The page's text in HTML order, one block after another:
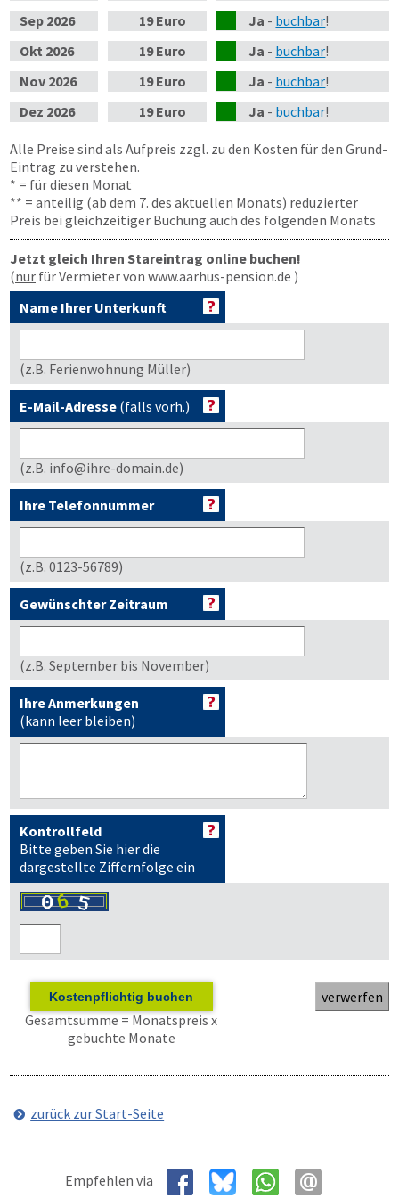
Sep 2026 19 Euro Ja - buchbar!
Okt 2026 19 Euro Ja - buchbar!
Nov 2026 19 Euro Ja - buchbar!
Dez 2026 19 Euro Ja - buchbar!
Alle Preise sind als Aufpreis zzgl. zu den Kosten für den Grund-
Eintrag zu verstehen.
* = für diesen Monat
** = anteilig (ab dem 7. des aktuellen Monats) reduzierter
Preis bei gleichzeitiger Buchung auch des folgenden Monats
Jetzt gleich Ihren Stareintrag online buchen!
(nur für Vermieter von www.aarhus-pension.de )
Name Ihrer Unterkunft
(z.B. Ferienwohnung Müller)
E-Mail-Adresse (falls vorh.)
(z.B. info@ihre-domain.de)
Ihre Telefonnummer
(z.B. 0123-56789)
Gewünschter Zeitraum
(z.B. September bis November)
Ihre Anmerkungen
(kann leer bleiben)
Kontrollfeld
Bitte geben Sie hier die
dargestellte Ziffernfolge ein
Kostenpflichtig buchen
Gesamtsumme = Monatspreis x
gebuchte Monate
zurück zur Start-Seite
Empfehlen via